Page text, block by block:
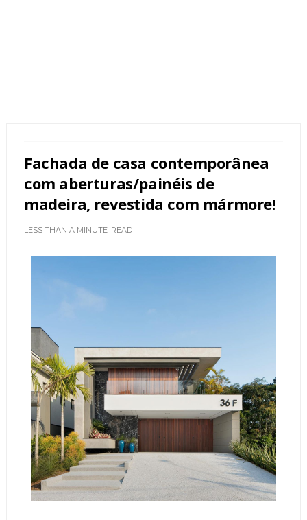
Fachada de casa contemporânea
com aberturas/painéis de
madeira, revestida com mármore!
LESS THAN A MINUTE READ